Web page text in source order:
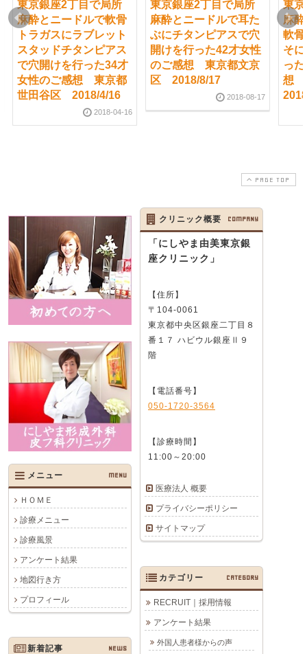
東京銀座2丁目で局所
麻酔とニードルで軟骨
トラガスにラブレット
スタッドチタンピアス
で穴開けを行った34才
女性のご感想 東京都
世田谷区 2018/4/16
2018-04-16
東京銀座2丁目で局所
麻酔とニードルで耳た
ぶにチタンピアスで穴
開けを行った42才女性
のご感想 東京都文京
区 2018/8/17
2018-08-17
東
麻
軟
そ
っ
想
PAGE TOP
メニュー MENU
ＨＯＭＥ
診療メニュー
診療風景
アンケート結果
地図行き方
プロフィール
クリニック概要 COMPANY
「にしやま由美東京銀
座クリニック」
【住所】
〒104-0061
東京都中央区銀座二丁目８
番１７ ハビウル銀座Ⅱ９
階
【電話番号】
050-1720-3564
【診療時間】
11:00～20:00
医療法人 概要
プライバシーポリシー
サイトマップ
カテゴリー CATEGORY
RECRUIT｜採用情報
アンケート結果
外国人患者様からの声
新着記事 NEWS